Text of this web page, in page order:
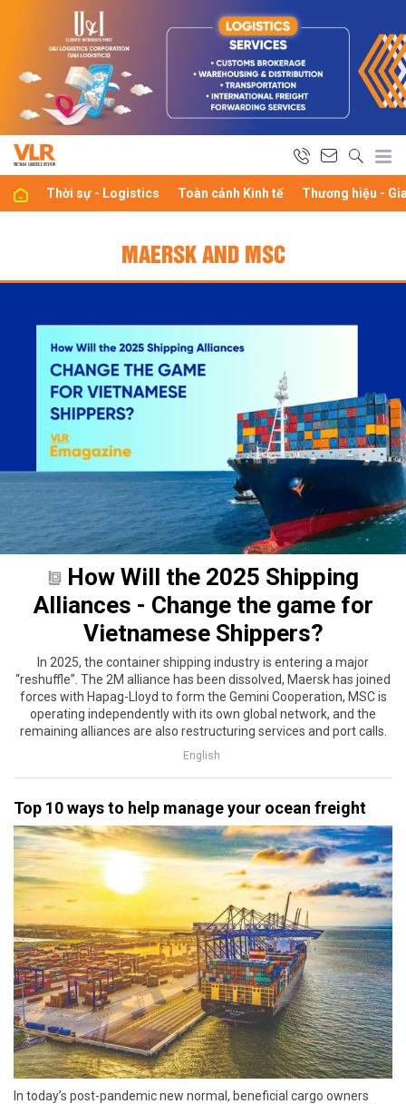
Thời sự - Logistics Toàn cảnh Kinh tế Thương hiệu -
MAERSK AND MSC
How Will the 2025 Shipping
Alliances - Change the game for
Vietnamese Shippers?
In 2025, the container shipping industry is entering a major
“reshuffle”. The 2M alliance has been dissolved, Maersk has joined
forces with Hapag-Lloyd to form the Gemini Cooperation, MSC is
operating independently with its own global network, and the
remaining alliances are also restructuring services and port calls.
English
Top 10 ways to help manage your ocean freight
In today’s post-pandemic new normal, beneficial cargo owners